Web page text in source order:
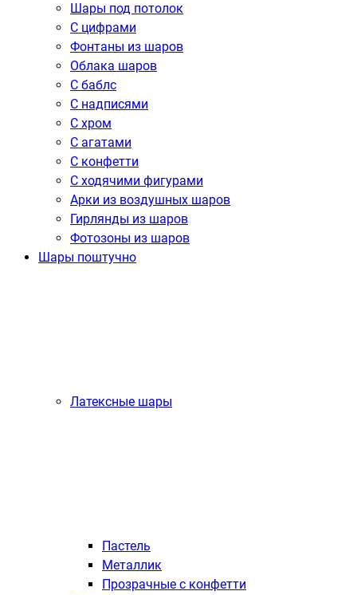
Шары под потолок
С цифрами
Фонтаны из шаров
Облака шаров
С баблс
С надписями
С хром
С агатами
С конфетти
С ходячими фигурами
Арки из воздушных шаров
Гирлянды из шаров
Фотозоны из шаров
Шары поштучно
Латексные шары
Пастель
Металлик
Прозрачные с конфетти